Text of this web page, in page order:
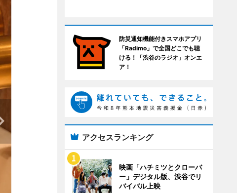
防災通知機能付きスマホアプリ
「Radimo」で全国どこでも聴
ける！「渋谷のラジオ」オンエ
ア！
アクセスランキング
映画「ハチミツとクローバ
ー」デジタル版、渋谷でリ
バイバル上映